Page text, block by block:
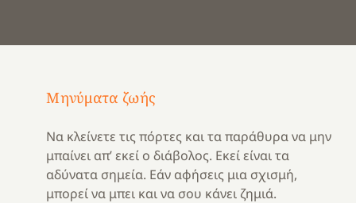
Μηνύματα ζωής
Να κλείνετε τις πόρτες και τα παράθυρα να μην
μπαίνει απ’ εκεί ο διάβολος. Εκεί είναι τα
αδύνατα σημεία. Εάν αφήσεις μια σχισμή,
μπορεί να μπει και να σου κάνει ζημιά.